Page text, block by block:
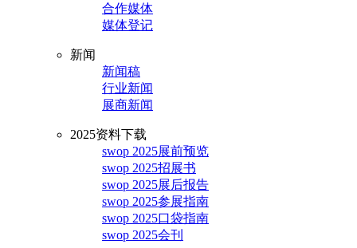
合作媒体
媒体登记
新闻
新闻稿
行业新闻
展商新闻
2025资料下载
swop 2025展前预览
swop 2025招展书
swop 2025展后报告
swop 2025参展指南
swop 2025口袋指南
swop 2025会刊